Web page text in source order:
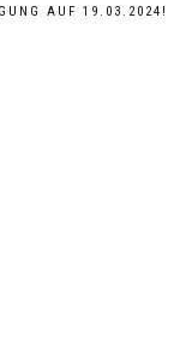
AUF 19.03.2024!